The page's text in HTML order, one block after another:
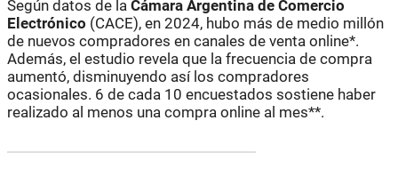
Según datos de la Cámara Argentina de Comercio
Electrónico (CACE), en 2024, hubo más de medio millón
de nuevos compradores en canales de venta online*.
Además, el estudio revela que la frecuencia de compra
aumentó, disminuyendo así los compradores
ocasionales. 6 de cada 10 encuestados sostiene haber
realizado al menos una compra online al mes**.